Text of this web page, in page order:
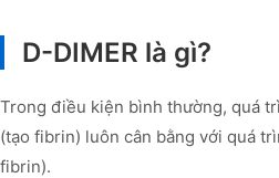
D-DIMER là gì?
Trong điều kiện bình thường, quá
(tạo fibrin) luôn cân bằng với quá
fibrin).